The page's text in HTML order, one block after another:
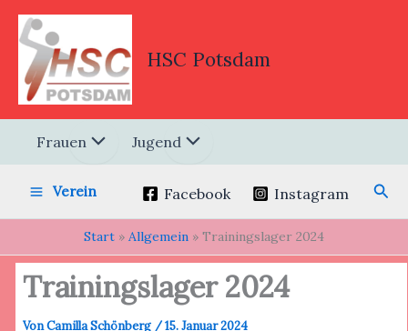
Zum
Inhalt
springen
HSC Potsdam
Frauen Jugend
Verein Facebook Instagram
Start Allgemein Trainingslager 2024
Trainingslager 2024
VonCamilla Schönberg /15. Januar 2024